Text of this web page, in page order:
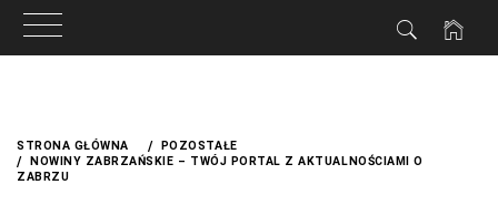
treściSTRONA GŁÓWNA
POZOSTAŁE
NOWINY ZABRZAŃSKIE – TWÓJ PORTAL Z AKTUALNOŚCIAMI O
ZABRZU